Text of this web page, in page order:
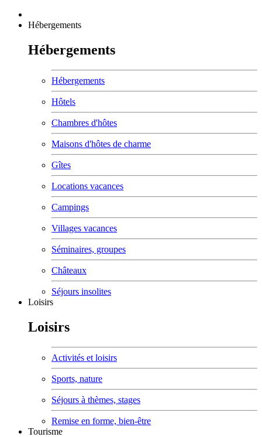
Hébergements
Hébergements
Hébergements
Hôtels
Chambres d'hôtes
Maisons d'hôtes de charme
Gîtes
Locations vacances
Campings
Villages vacances
Séminaires, groupes
Châteaux
Séjours insolites
Loisirs
Loisirs
Activités et loisirs
Sports, nature
Séjours à thèmes, stages
Remise en forme, bien-être
Tourisme